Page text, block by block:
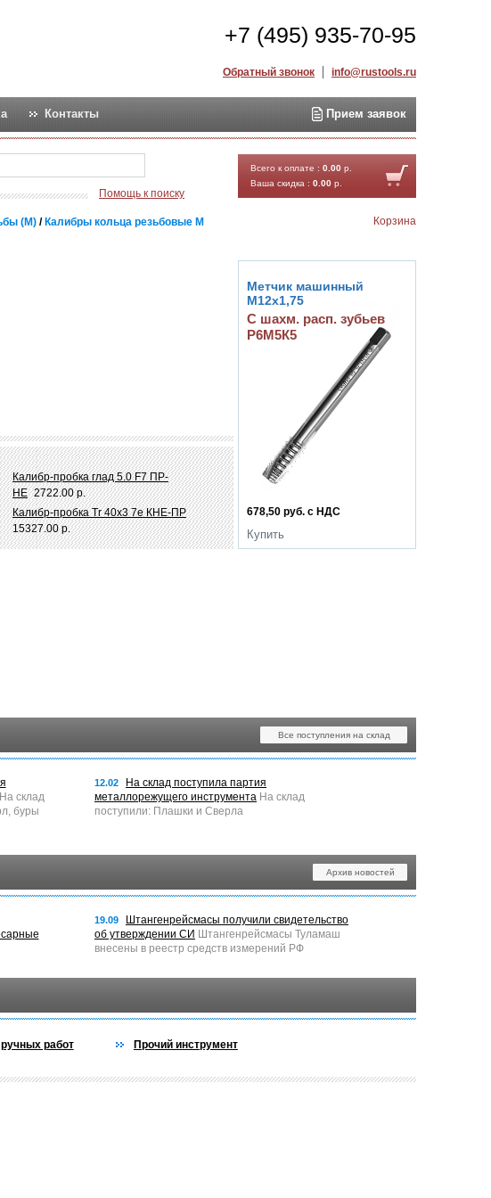
+7 (495) 935-70-95
Обратный звонок info@rustools.ru
Контакты Прием заявок
Помощь к поиску
Всего к оплате : 0.00 р.
Ваша скидка : 0.00 р.
Корзина
(М) / Калибры кольца резьбовые М
Калибр-пробка глад 5.0 F7 ПР-
НЕ 2722.00 р.
Калибр-пробка Tr 40х3 7e КНЕ-ПР
15327.00 р.
678,50 руб. с НДС
Купить
Метчик машинный
М12х1,75
С шахм. расп. зубьев
Р6М5К5
Все поступления на склад
склад
буры
12.02
На склад поступила партия
металлорежущего инструмента На склад
поступили: Плашки и Сверла
Архив новостей
19.09
Штангенрейсмасы получили свидетельство
об утверждении СИ Штангенрейсмасы Туламаш
внесены в реестр средств измерений РФ
работ Прочий инструмент